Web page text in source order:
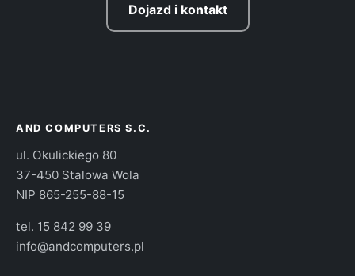
Dojazd i kontakt
AND COMPUTERS S.C.
ul. Okulickiego 80
37-450 Stalowa Wola
NIP 865-255-88-15
tel. 15 842 99 39
info@andcomputers.pl